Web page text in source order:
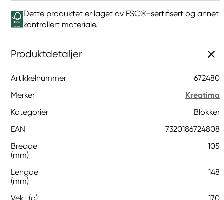
Dette produktet er laget av FSC®-sertifisert og annet
kontrollert materiale.
Produktdetaljer
Artikkelnummer
672480
Merker
Kreatima
Kategorier
Blokker
EAN
7320186724808
Bredde
(mm)
105
Lengde
(mm)
148